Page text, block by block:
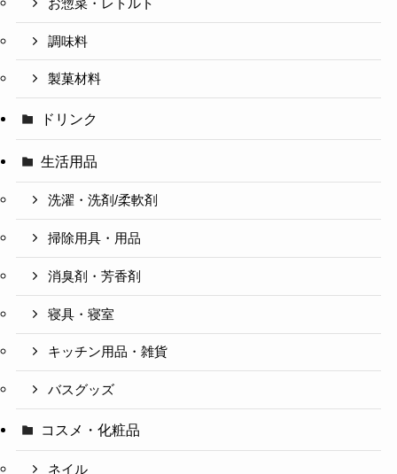
お惣菜・レトルト
調味料
製菓材料
ドリンク
生活用品
洗濯・洗剤/柔軟剤
掃除用具・用品
消臭剤・芳香剤
寝具・寝室
キッチン用品・雑貨
バスグッズ
コスメ・化粧品
ネイル